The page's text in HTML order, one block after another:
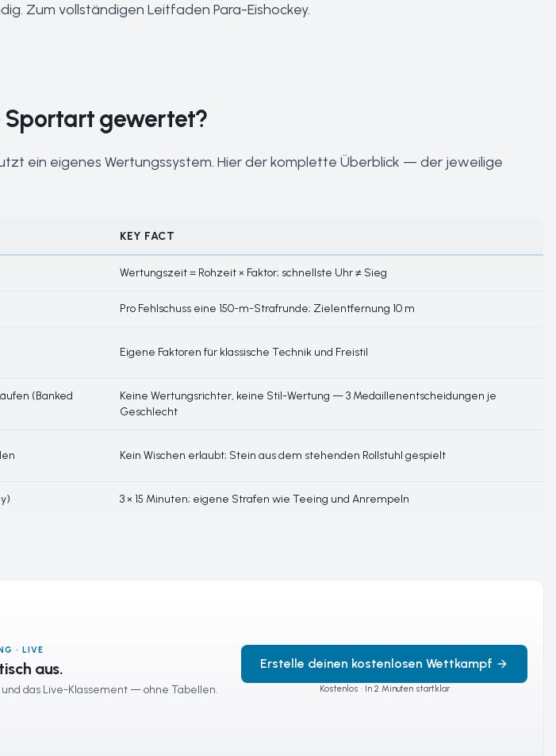
Zum vollständigen Leitfaden Para-Eishockey.
Sportart gewertet?
ein eigenes Wertungssystem. Hier der komplette Überblick — der jeweilige
KEY FACT
Wertungszeit = Rohzeit × Faktor; schnellste Uhr ≠ Sieg
Pro Fehlschuss eine 150-m-Strafrunde; Zielentfernung 10 m
Eigene Faktoren für klassische Technik und Freistil
(Banked
Keine Wertungsrichter, keine Stil-Wertung — 3 Medaillenentscheidungen je
Geschlecht
Kein Wischen erlaubt; Stein aus dem stehenden Rollstuhl gespielt
3 × 15 Minuten; eigene Strafen wie Teeing und Anrempeln
· LIVE
aus.
das Live-Klassement — ohne Tabellen.
Erstelle deinen kostenlosen Wettkampf
Kostenlos · In 2 Minuten startklar